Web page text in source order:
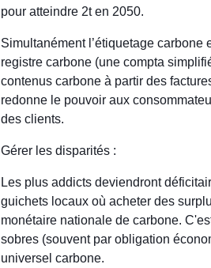
pour atteindre 2t en 2050.
Simultanément l’étiquetage carbone
registre carbone (une compta
contenus carbone à partir des
redonne le pouvoir aux
des clients.
Gérer les disparités :
Les plus addicts deviendront
guichets locaux où acheter des
monétaire nationale de carbone.
sobres (souvent par obligation
universel carbone.